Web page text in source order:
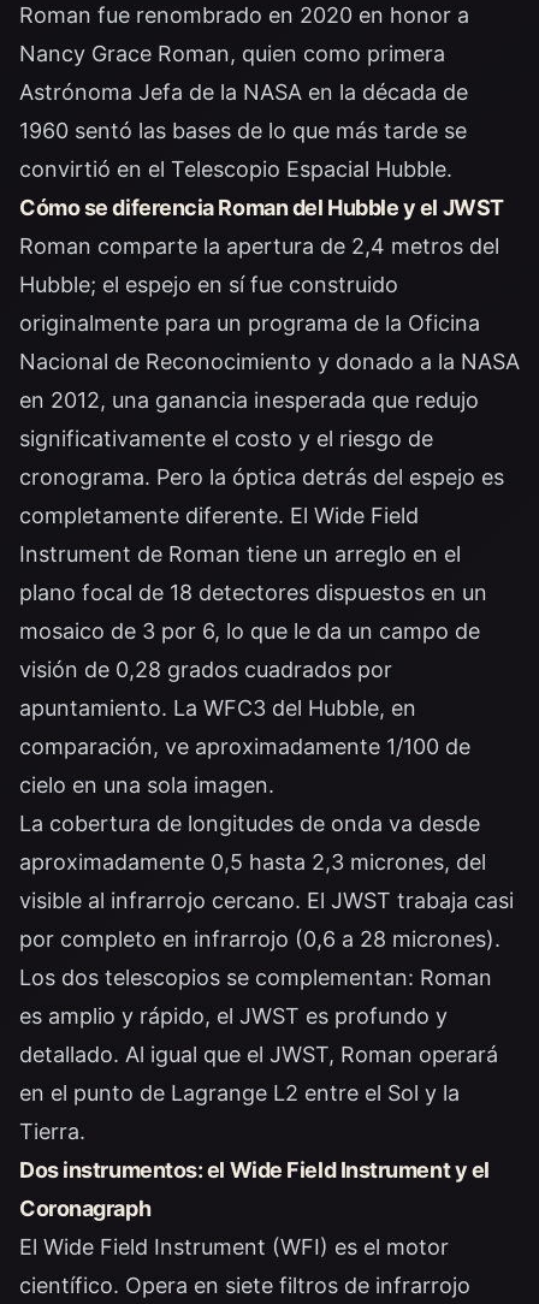
Roman fue renombrado en 2020 en honor a
Nancy Grace Roman, quien como primera
Astrónoma Jefa de la NASA en la década de
1960 sentó las bases de lo que más tarde se
convirtió en el Telescopio Espacial Hubble.
Cómo se diferencia Roman del Hubble y el JWST
Roman comparte la apertura de 2,4 metros del
Hubble; el espejo en sí fue construido
originalmente para un programa de la Oficina
Nacional de Reconocimiento y donado a la NASA
en 2012, una ganancia inesperada que redujo
significativamente el costo y el riesgo de
cronograma. Pero la óptica detrás del espejo es
completamente diferente. El Wide Field
Instrument de Roman tiene un arreglo en el
plano focal de 18 detectores dispuestos en un
mosaico de 3 por 6, lo que le da un campo de
visión de 0,28 grados cuadrados por
apuntamiento. La WFC3 del Hubble, en
comparación, ve aproximadamente 1/100 de
cielo en una sola imagen.
La cobertura de longitudes de onda va desde
aproximadamente 0,5 hasta 2,3 micrones, del
visible al infrarrojo cercano. El JWST trabaja casi
por completo en infrarrojo (0,6 a 28 micrones).
Los dos telescopios se complementan: Roman
es amplio y rápido, el JWST es profundo y
detallado. Al igual que el JWST, Roman operará
en el punto de Lagrange L2 entre el Sol y la
Tierra.
Dos instrumentos: el Wide Field Instrument y el
Coronagraph
El Wide Field Instrument (WFI) es el motor
científico. Opera en siete filtros de infrarrojo